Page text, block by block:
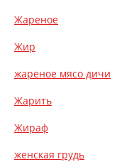
Жареное
Жир
жареное мясо дичи
Жарить
Жираф
женская грудь